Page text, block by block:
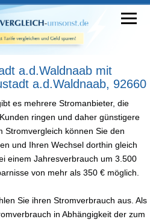
a.d.Waldnaab mit
a.d.Waldnaab, 92660
es mehrere Stromanbieter, die
ringen und daher günstigere
Stromvergleich können Sie den
und Ihren Wechsel dorthin gleich
einem Jahresverbrauch um 3.500
von mehr als 350 € möglich.
Sie ihren Stromverbrauch aus. Als
in Abhängigkeit der zum